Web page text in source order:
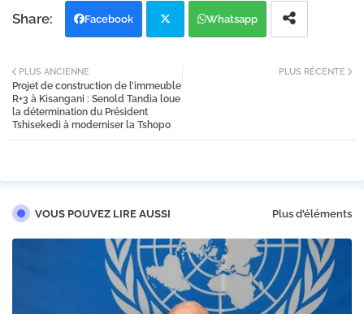
Facebook
tter
Whatsapp
PLUS RÉCENTE
PLUS ANCIENNE
Projet de construction de l’immeuble
R+3 à Kisangani : Senold Tandia loue
la détermination du Président
Tshisekedi à moderniser la Tshopo
VOUS POUVEZ LIRE AUSSI Plus d'éléments